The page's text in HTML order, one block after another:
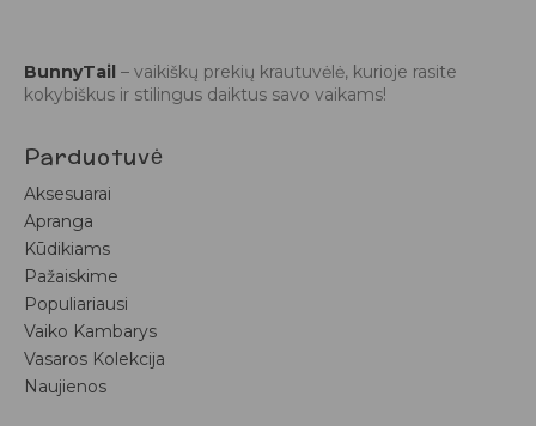
BunnyTail – vaikiškų prekių krautuvėlė, kurioje rasite
kokybiškus ir stilingus daiktus savo vaikams!
Parduotuvė
Aksesuarai
Apranga
Kūdikiams
Pažaiskime
Populiariausi
Vaiko Kambarys
Vasaros Kolekcija
Naujienos